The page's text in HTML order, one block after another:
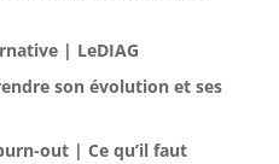
| LeDIAG
son évolution et ses
out | Ce qu’il faut